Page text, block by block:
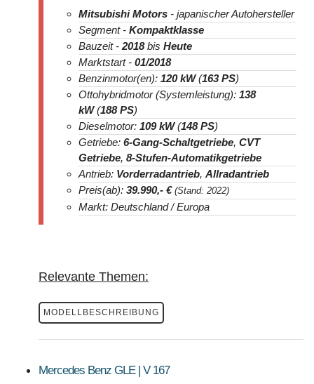
Mitsubishi Motors - japanischer Autohersteller
Segment - Kompaktklasse
Bauzeit - 2018bis Heute
Marktstart - 01/2018
Benzinmotor(en): 120 kW(163 PS)
Ottohybridmotor (Systemleistung): 138
kW(188 PS)
Dieselmotor: 109 kW(148 PS)
Getriebe: 6-Gang-Schaltgetriebe, CVT
Getriebe, 8-Stufen-Automatikgetriebe
Antrieb: Vorderradantrieb, Allradantrieb
Preis(ab): 39.990,- € (Stand: 2022)
Markt: Deutschland / Europa
Relevante Themen:
MODELLBESCHREIBUNG
Mercedes Benz GLE | V 167